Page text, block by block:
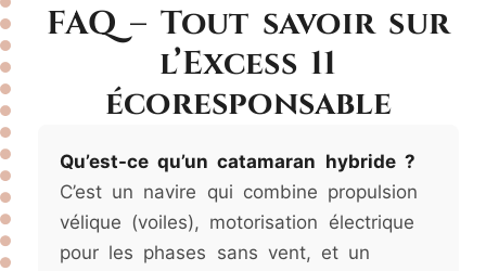
FAQ – Tout savoir sur
l’Excess 11
écoresponsable
Qu’est-ce qu’un catamaran hybride ?
C’est un navire qui combine propulsion
vélique (voiles), motorisation électrique
pour les phases sans vent, et un